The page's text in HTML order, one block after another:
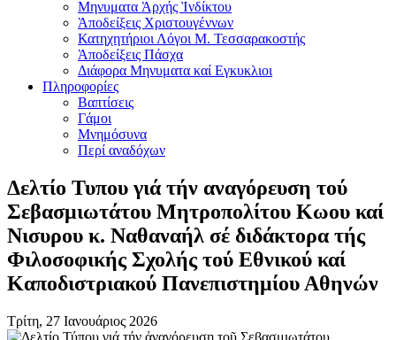
Μηνυματα Ὰρχής Ὶνδίκτου
Ὰποδείξεις Χριστουγέννων
Κατηχητήριοι Λόγοι Μ. Τεσσαρακοστής
Ὰποδείξεις Πάσχα
Διάφορα Μηνυματα καί Εγκυκλιοι
Πληροφορίες
Βαπτίσεις
Γάμοι
Μνημόσυνα
Περί αναδόχων
Δελτίο Τυπου γιά τήν αναγόρευση τού
Σεβασμιωτάτου Μητροπολίτου Κωου καί
Νισυρου κ. Ναθαναήλ σέ διδάκτορα τής
Φιλοσοφικής Σχολής τού Εθνικού καί
Καποδιστριακού Πανεπιστημίου Αθηνών
Τρίτη, 27 Ιανουάριος 2026